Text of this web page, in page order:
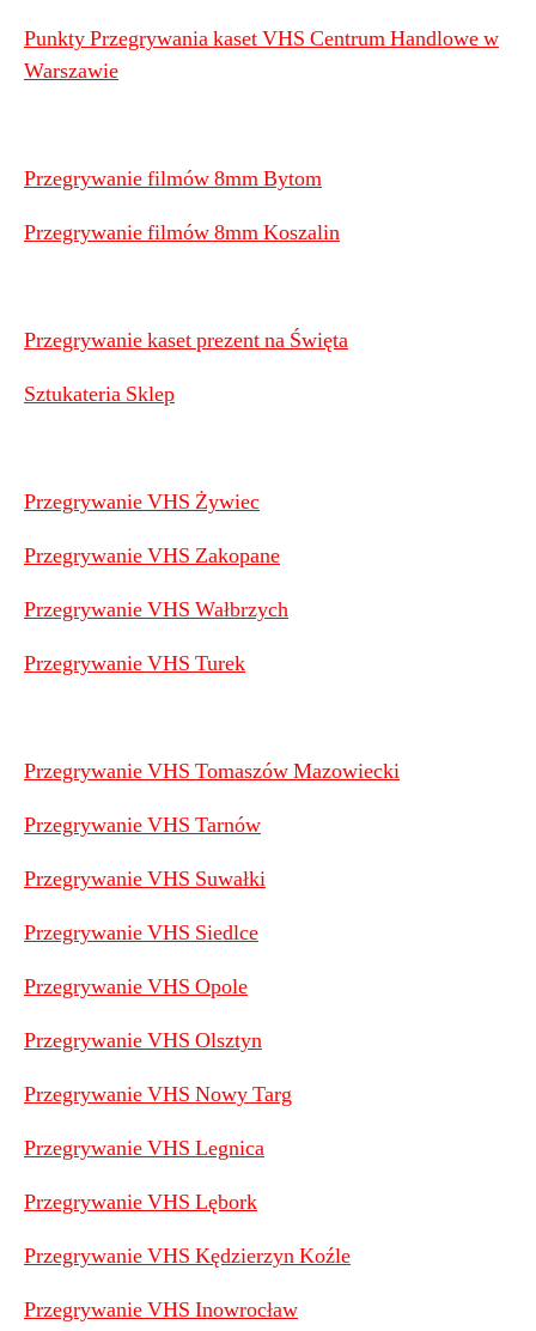
Punkty Przegrywania kaset VHS Centrum Handlowe w
Warszawie
Przegrywanie filmów 8mm Bytom
Przegrywanie filmów 8mm Koszalin
Przegrywanie kaset prezent na Święta
Sztukateria Sklep
Przegrywanie VHS Żywiec
Przegrywanie VHS Zakopane
Przegrywanie VHS Wałbrzych
Przegrywanie VHS Turek
Przegrywanie VHS Tomaszów Mazowiecki
Przegrywanie VHS Tarnów
Przegrywanie VHS Suwałki
Przegrywanie VHS Siedlce
Przegrywanie VHS Opole
Przegrywanie VHS Olsztyn
Przegrywanie VHS Nowy Targ
Przegrywanie VHS Legnica
Przegrywanie VHS Lębork
Przegrywanie VHS Kędzierzyn Koźle
Przegrywanie VHS Inowrocław